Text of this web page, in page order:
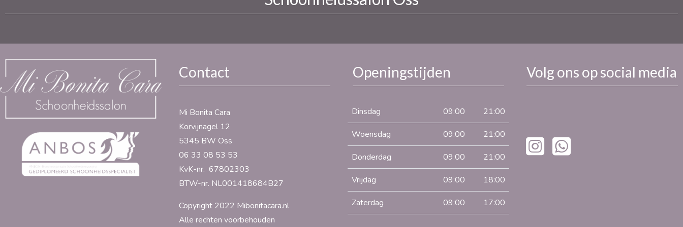
Contact
Mi Bonita Cara
Korvijnagel 12
5345 BW Oss
06 33 08 53 53
KvK-nr. 67802303
BTW-nr. NL001418684B27
Copyright 2022 Mibonitacara.nl
Alle rechten voorbehouden
Openingstijden
Dinsdag 09:00 21:00
Woensdag 09:00 21:00
Donderdag 09:00 21:00
Vrijdag 09:00 18:00
Zaterdag 09:00 17:00
Volg ons op social media